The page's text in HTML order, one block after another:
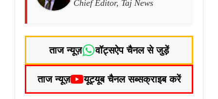
Chief Editor, Taj News
ताज न्यूज़ वॉट्सऐप चैनल से जुड़ें
ताज न्यूज़ यूट्यूब चैनल सब्सक्राइब करें